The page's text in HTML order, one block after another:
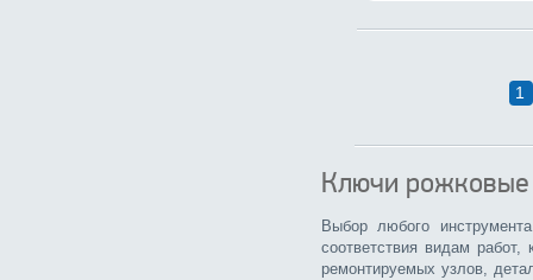
1
Ключи рожковые
Выбор любого
соответствия видам
ремонтируемых узлов,